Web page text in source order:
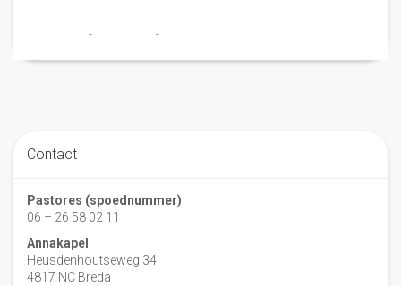
- -
Contact
Pastores (spoednummer)
06 – 26 58 02 11
Annakapel
Heusdenhoutseweg 34
4817 NC Breda